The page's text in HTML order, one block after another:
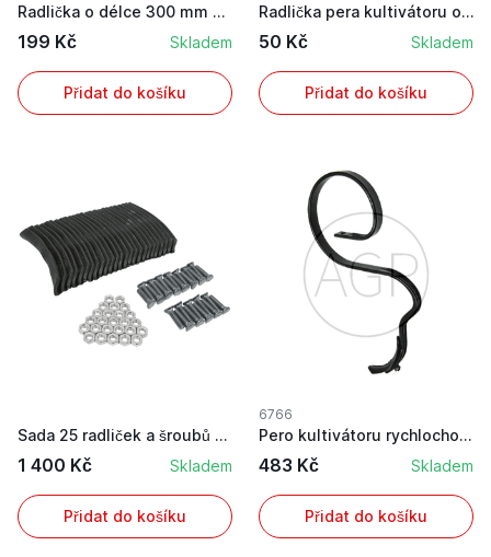
Radlička o délce 300 mm pro pero kultivátoru na...
199 Kč Skladem
Přidat do košíku
Radlička pera kultivátoru o délce 210 mm a šířc...
50 Kč Skladem
Přidat do košíku
Sada 25 radliček a šroubů na kultivátor o rozmě...
1 400 Kč Skladem
Přidat do košíku
6766
Pero kultivátoru rychlochodné komplet s radličk...
483 Kč Skladem
Přidat do košíku